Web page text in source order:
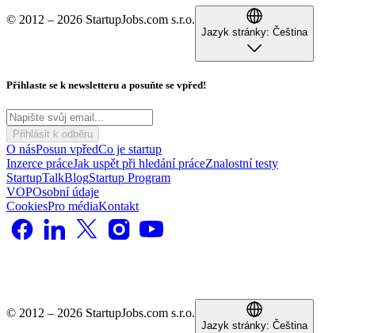
© 2012 – 2026 StartupJobs.com s.r.o.
Jazyk stránky: Čeština
Přihlaste se k newsletteru a posuňte se vpřed!
Přihlásit k odběru
O násPosun vpředCo je startup
Inzerce práceJak uspět při hledání práceZnalostní testy
StartupTalkBlogStartup Program
VOPOsobní údaje
CookiesPro médiaKontakt
© 2012 – 2026 StartupJobs.com s.r.o.
Jazyk stránky: Čeština